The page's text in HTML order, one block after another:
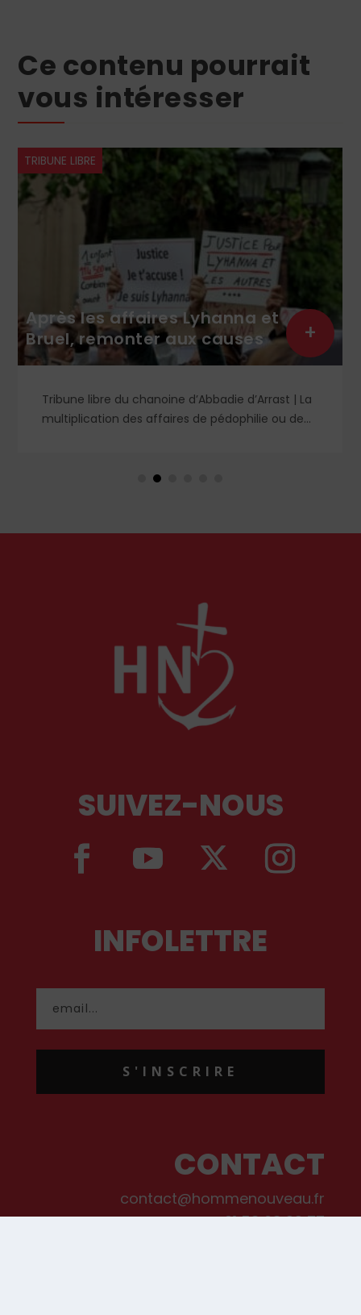
Ce contenu pourrait
vous intéresser
TRIBUNE LIBRE
Après les affaires Lyhanna et
Bruel, remonter aux causes
Tribune libre du chanoine d’Abbadie d’Arrast | La
multiplication des affaires de pédophilie ou de
mais qu’il aura fallu le courage de notre époque
l’ordre et de l’autorité judiciaire pour fustiger
+
SUIVEZ-NOUS
INFOLETTRE
S'INSCRIRE
CONTACT
contact@hommenouveau.fr
01 53 68 99 77